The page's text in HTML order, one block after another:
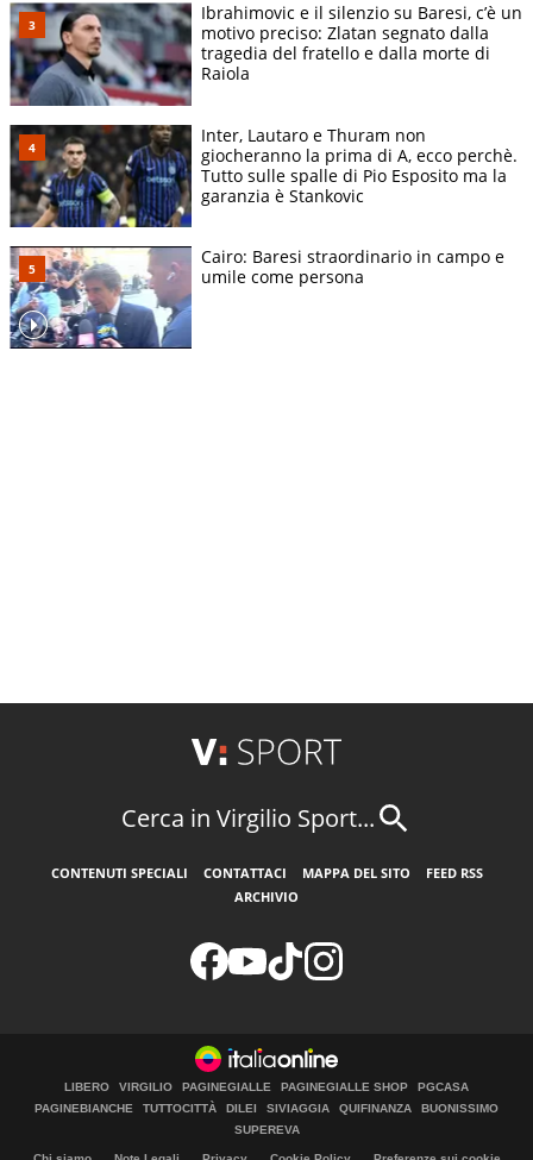
Ibrahimovic e il silenzio su Baresi, c’è un
motivo preciso: Zlatan segnato dalla
tragedia del fratello e dalla morte di
Raiola
Inter, Lautaro e Thuram non
giocheranno la prima di A, ecco perchè.
Tutto sulle spalle di Pio Esposito ma la
garanzia è Stankovic
Cairo: Baresi straordinario in campo e
umile come persona
Cerca in Virgilio Sport...
CONTENUTI SPECIALI CONTATTACI MAPPA DEL SITO
FEED RSS
ARCHIVIO
LIBERO VIRGILIO PAGINEGIALLE PAGINEGIALLE SHOP
PGCASA
PAGINEBIANCHE
TUTTOCITTÀ DILEI SIVIAGGIA QUIFINANZA
BUONISSIMO
SUPEREVA